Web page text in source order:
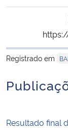
Registrado em
Resultado final